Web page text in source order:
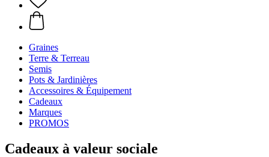
Graines
Terre & Terreau
Semis
Pots & Jardinières
Accessoires & Équipement
Cadeaux
Marques
PROMOS
Cadeaux à valeur sociale